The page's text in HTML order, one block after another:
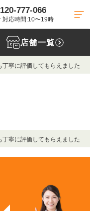
777-066
対応時間:10〜19時
店舗一覧
丁寧に評価してもらえました
丁寧に評価してもらえました